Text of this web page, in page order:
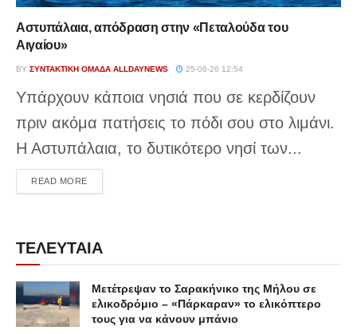
Αστυπάλαια, απόδραση στην «Πεταλούδα του
Αιγαίου»
BY ΣΥΝΤΑΚΤΙΚΉ ΟΜΆΔΑ ALLDAYNEWS 25-06-26 12:54
Υπάρχουν κάποια νησιά που σε κερδίζουν
πριν ακόμα πατήσεις το πόδι σου στο λιμάνι.
Η Αστυπάλαια, το δυτικότερο νησί των...
READ MOREDETAILS
ΤΕΛΕΥΤΑΙΑ
Μετέτρεψαν το Σαρακήνικο της Μήλου σε
ελικοδρόμιο – «Πάρκαραν» το ελικόπτερο
τους για να κάνουν μπάνιο